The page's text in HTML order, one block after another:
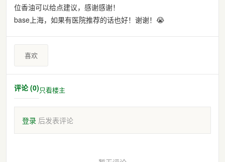
位香油可以给点建议，感谢感谢！
base上海，如果有医院推荐的话也好！谢谢！😭
喜欢
评论 (0)只看楼主
登录 后发表评论